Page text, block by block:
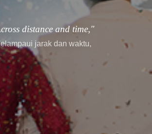
story finds its way."
cerita menemukan jalannya.